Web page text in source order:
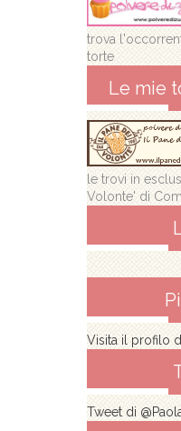
trova
torte
Le mie
le trovi in
Volonte' di
Visita il profilo
Tweet di